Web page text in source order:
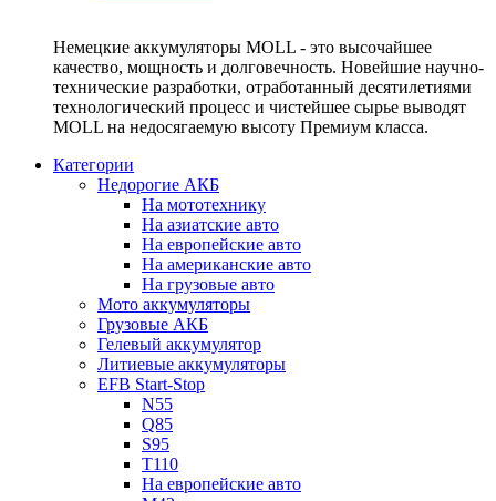
Немецкие аккумуляторы MOLL - это высочайшее
качество, мощность и долговечность. Новейшие научно-
технические разработки, отработанный десятилетиями
технологический процесс и чистейшее сырье выводят
MOLL на недосягаемую высоту Премиум класса.
Категории
Недорогие АКБ
На мототехнику
На азиатские авто
На европейские авто
На американские авто
На грузовые авто
Мото аккумуляторы
Грузовые АКБ
Гелевый аккумулятор
Литиевые аккумуляторы
EFB Start-Stop
N55
Q85
S95
T110
На европейские авто